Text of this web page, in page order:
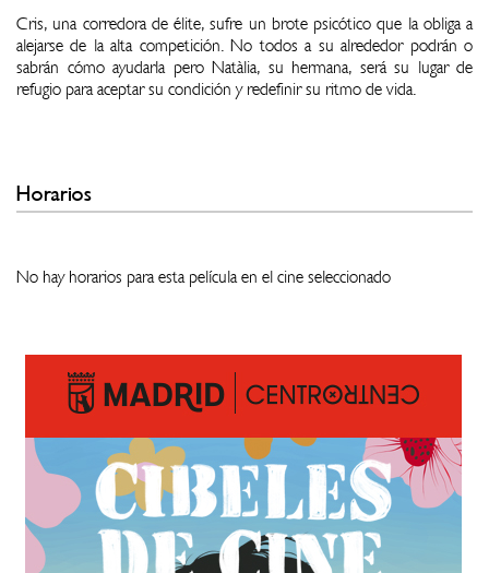
Cris, una corredora de élite, sufre un brote psicótico que la obliga a
alejarse de la alta competición. No todos a su alrededor podrán o
sabrán cómo ayudarla pero Natàlia, su hermana, será su lugar de
refugio para aceptar su condición y redefinir su ritmo de vida.
Horarios
No hay horarios para esta película en el cine seleccionado